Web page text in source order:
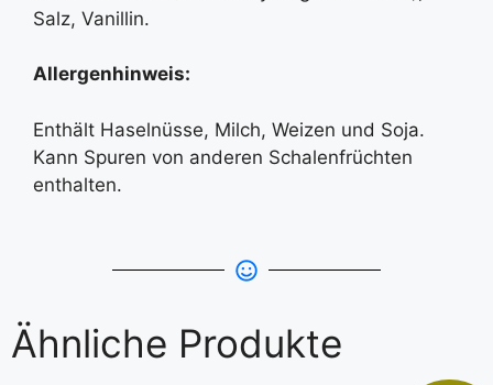
Salz, Vanillin.
Allergenhinweis:
Enthält Haselnüsse, Milch, Weizen und Soja.
Kann Spuren von anderen Schalenfrüchten
enthalten.
Ähnliche Produkte